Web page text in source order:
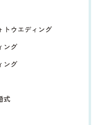
ウエディング
ング
ング
式